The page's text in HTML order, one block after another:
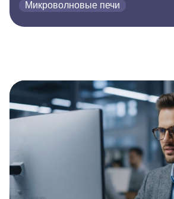
Микроволновые печи